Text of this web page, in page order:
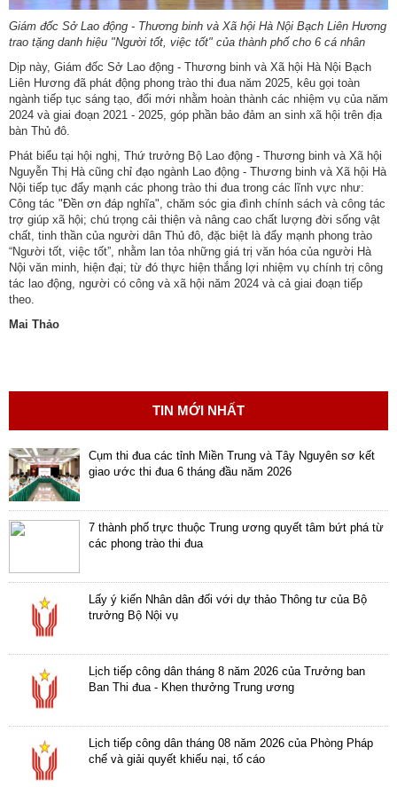
nhập
Giám đốc Sở Lao động - Thương binh và Xã hội Hà Nội Bạch Liên Hương
trao tặng danh hiệu "Người tốt, việc tốt" của thành phố cho 6 cá nhân
Dịp này, Giám đốc Sở Lao động - Thương binh và Xã hội Hà Nội Bạch
Liên Hương đã phát động phong trào thi đua năm 2025, kêu gọi toàn
ngành tiếp tục sáng tạo, đổi mới nhằm hoàn thành các nhiệm vụ của năm
2024 và giai đoạn 2021 - 2025, góp phần bảo đảm an sinh xã hội trên địa
bàn Thủ đô.
Phát biểu tại hội nghị, Thứ trưởng Bộ Lao động - Thương binh và Xã hội
Nguyễn Thị Hà cũng chỉ đạo ngành Lao động - Thương binh và Xã hội Hà
Nội tiếp tục đẩy mạnh các phong trào thi đua trong các lĩnh vực như:
Công tác "Đền ơn đáp nghĩa", chăm sóc gia đình chính sách và công tác
trợ giúp xã hội; chú trọng cải thiện và nâng cao chất lượng đời sống vật
chất, tinh thần của người dân Thủ đô, đặc biệt là đẩy mạnh phong trào
“Người tốt, việc tốt”, nhằm lan tỏa những giá trị văn hóa của người Hà
Nội văn minh, hiện đại; từ đó thực hiện thắng lợi nhiệm vụ chính trị công
tác lao động, người có công và xã hội năm 2024 và cả giai đoạn tiếp
theo.
Mai Thảo
TIN MỚI NHẤT
Cụm thi đua các tỉnh Miền Trung và Tây Nguyên sơ kết
giao ước thi đua 6 tháng đầu năm 2026
7 thành phố trực thuộc Trung ương quyết tâm bứt phá từ
các phong trào thi đua
Lấy ý kiến Nhân dân đối với dự thảo Thông tư của Bộ
trưởng Bộ Nội vụ
Lịch tiếp công dân tháng 8 năm 2026 của Trưởng ban
Ban Thi đua - Khen thưởng Trung ương
Lịch tiếp công dân tháng 08 năm 2026 của Phòng Pháp
chế và giải quyết khiếu nại, tố cáo